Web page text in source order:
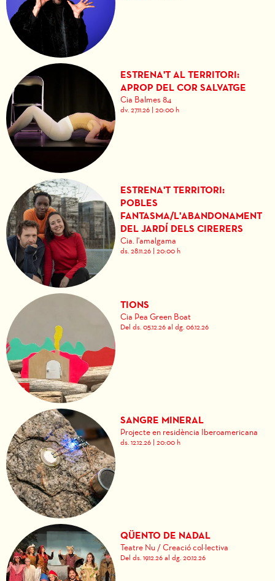
ESTRENA'T AL TERRITORI:
APROP DEL COR SALVATGE
Cia Balmes 84
dv. 27.11.26 |20:00 h
ESTRENA'T TERRITORI:
POBLES
FANTASMA/L'ABANDONAMENT
DEL JARDÍ DELS CIRERERS
Cia. l'amalgama
ds. 28.11.26 |20:00 h
TIONS
Cia Pea Green Boat
Del ds. 05.12.26 al dg. 06.12.26
SANGRE MINERAL
Projecte en residència Iberoamericana
ds. 12.12.26 |20:00 h
QÜENTO DE NADAL
Teatre Nu / Creació col·lectiva
Del ds. 19.12.26 al dg. 20.12.26